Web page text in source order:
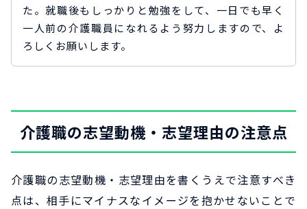
た。就職後もしっかりと勉強をして、一日でも早く
一人前の介護職員になれるよう努力しますので、よ
ろしくお願いします。
介護職の志望動機・志望理由の注意点
介護職の志望動機・志望理由を書くうえで注意すべき
点は、相手にマイナスなイメージを抱かせないことで